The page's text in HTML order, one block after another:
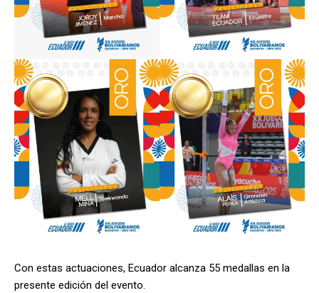
Con estas actuaciones, Ecuador alcanza 55 medallas en la
presente edición del evento.